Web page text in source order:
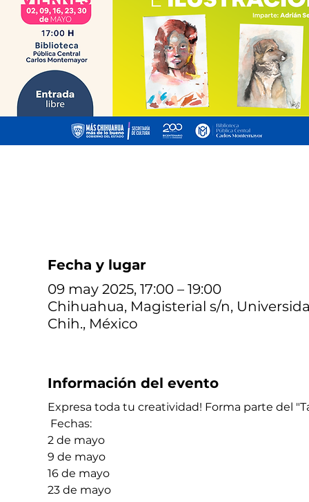
Fecha y lugar
09 may 2025, 17:00 – 19:00
Chihuahua, Magisterial s/n,
Chih., México
Información del evento
Expresa toda tu creatividad! Forma parte del
Fechas:
2 de mayo
9 de mayo
16 de mayo
23 de mayo